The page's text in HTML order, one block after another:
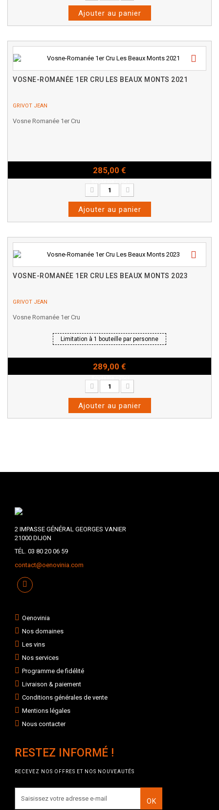
Ajouter au panier
VOSNE-ROMANÉE 1ER CRU LES BEAUX MONTS 2021
GRIVOT JEAN
Vosne Romanée 1er Cru
285,00 €
Ajouter au panier
VOSNE-ROMANÉE 1ER CRU LES BEAUX MONTS 2023
GRIVOT JEAN
Vosne Romanée 1er Cru
Limitation à 1 bouteille par personne
289,00 €
Ajouter au panier
2 IMPASSE GÉNÉRAL GEORGES VANIER
21000 DIJON
TÉL. 03 80 20 06 59
contact@oenovinia.com
Oenovinia
Nos domaines
Les vins
Nos services
Programme de fidélité
Livraison & paiement
Conditions générales de vente
Mentions légales
Nous contacter
RESTEZ INFORMÉ !
RECEVEZ NOS OFFRES ET NOS NOUVEAUTÉS
OK